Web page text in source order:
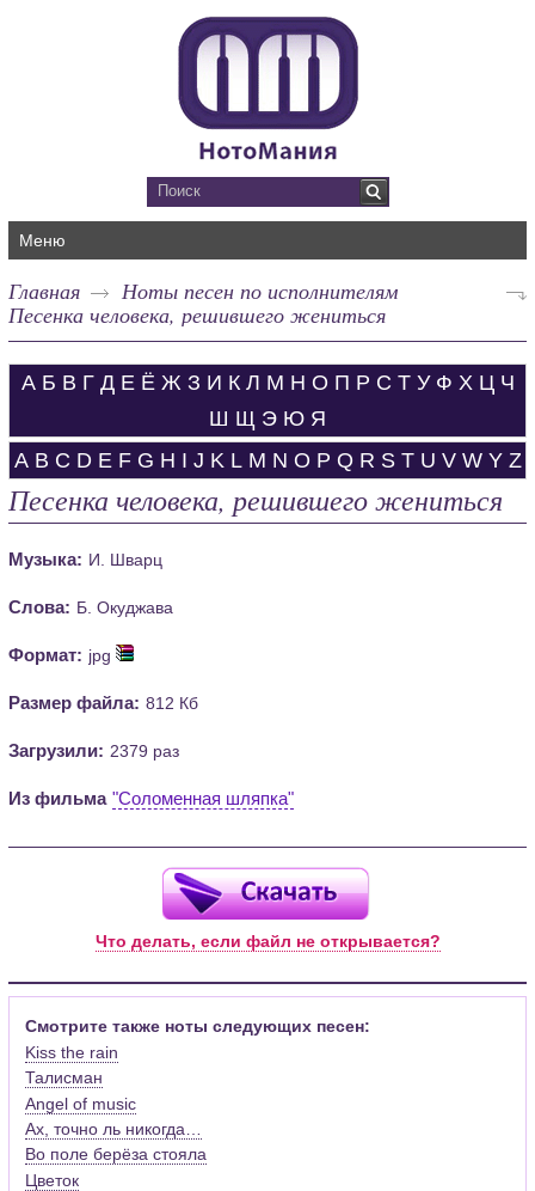
Меню
Главная
Ноты песен по исполнителям
Песенка человека, решившего жениться
А Б В Г Д Е Ё Ж З И К Л М Н О П Р С Т У Ф Х Ц Ч
Ш Щ Э Ю Я
A B C D E F G H I J K L M N O P Q R S T U V W Y Z
Песенка человека, решившего жениться
Музыка: И. Шварц
Слова: Б. Окуджава
Формат: jpg
Размер файла: 812 Кб
Загрузили: 2379 раз
Из фильма "Соломенная шляпка"
Что делать, если файл не открывается?
Смотрите также ноты следующих песен:
Kiss the rain
Талисман
Angel of music
Ах, точно ль никогда…
Во поле берёза стояла
Цветок